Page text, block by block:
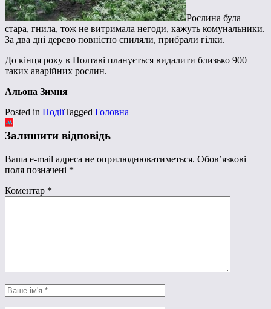
Рослина була
стара, гнила, тож не витримала негоди, кажуть комунальники.
За два дні дерево повністю спиляли, прибрали гілки.
До кінця року в Полтаві планується видалити близько 900
таких аварійних рослин.
Альона Зимня
Posted in ПодіїTagged Головна
Залишити відповідь
Ваша e-mail адреса не оприлюднюватиметься. Обов’язкові
поля позначені *
Коментар *